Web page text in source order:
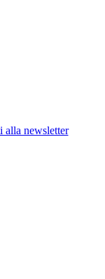
alla newsletter